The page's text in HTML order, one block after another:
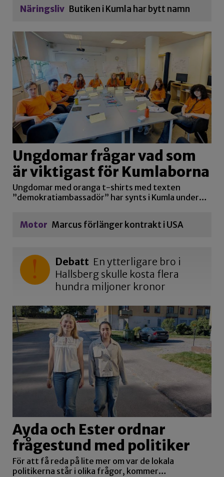
Näringsliv Butiken i Kumla har bytt namn
Ungdomar frågar vad som
är viktigast för Kumlaborna
Ungdomar med oranga t-shirts med texten
”demokratiambassadör” har synts i Kumla under…
Motor Marcus förlänger kontrakt i USA
Debatt En ytterligare bro i
Hallsberg skulle kosta flera
hundra miljoner kronor
Ayda och Ester ordnar
frågestund med politiker
För att få reda på lite mer om var de lokala
politikerna står i olika frågor, kommer…